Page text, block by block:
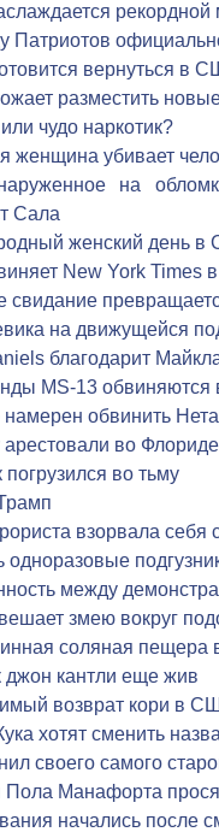
рекордной
Патриотов
вернуться в
разместить
чудо наркотик?
женщина убивает
на
Сала
женский день в
New York Times
свидание
на движущейся
благодарит
MS-13 обвиняются
обвинить
во
во тьму
взорвала себя
одноразовые
между
змею вокруг
соляная пещера
джон кантли еще жив
возврат кори в
хотят сменить
своего самого
Пола Манафорта
начались после